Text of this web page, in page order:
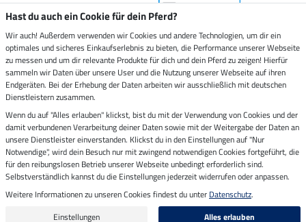
Zustellung durch
Sicher bezahlen mit
Rechnung Vorkasse
Impressum
Letzte Aktualisierung am 09.08.2026 um 07:13
Alle Preise in Euro inkl. MwSt. zzgl.
Versandkosten
Hast du auch ein Cookie für dein Pferd?
Wir auch! Außerdem verwenden wir Cookies und andere Technologien, um dir ein
optimales und sicheres Einkaufserlebnis zu bieten, die Performance unserer Webseite
zu messen und um dir relevante Produkte für dich und dein Pferd zu zeigen! Hierfür
sammeln wir Daten über unsere User und die Nutzung unserer Webseite auf ihren
Endgeräten. Bei der Erhebung der Daten arbeiten wir ausschließlich mit deutschen
Dienstleistern zusammen.
Wenn du auf "Alles erlauben" klickst, bist du mit der Verwendung von Cookies und der
damit verbundenen Verarbeitung deiner Daten sowie mit der Weitergabe der Daten an
unsere Dienstleister einverstanden. Klickst du in den Einstellungen auf "Nur
Notwendige", wird dein Besuch nur mit zwingend notwendigen Cookies fortgeführt, die
für den reibungslosen Betrieb unserer Webseite unbedingt erforderlich sind.
Selbstverständlich kannst du die Einstellungen jederzeit widerrufen oder anpassen.
Weitere Informationen zu unseren Cookies findest du unter Datenschutz.
Einstellungen
Alles erlauben